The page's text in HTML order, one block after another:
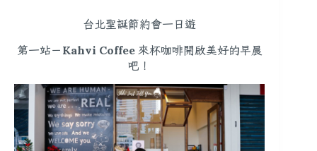
台北聖誕節約會一日遊
第一站－Kahvi Coffee 來杯咖啡開啟美好的早晨
吧！